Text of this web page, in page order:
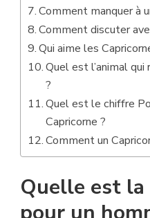
Comment manquer à
Comment discuter
Qui aime les
Quel est l’animal
?
Quel est le chiffre
Capricorne ?
Comment un
Quelle est